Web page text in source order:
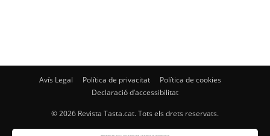
Avís Legal Política de privacitat
Política de cookies
Declaració d’accessibilitat
© 2026 Revista Tasta.cat. Tots els drets reservats.